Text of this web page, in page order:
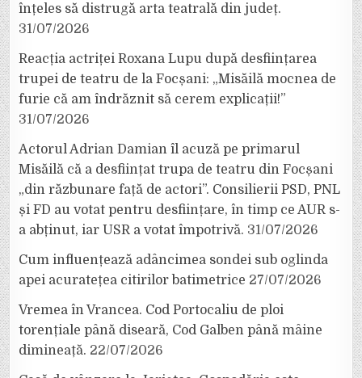
înțeles să distrugă arta teatrală din județ.
31/07/2026
Reacția actriței Roxana Lupu după desființarea
trupei de teatru de la Focșani: „Misăilă mocnea de
furie că am îndrăznit să cerem explicații!”
31/07/2026
Actorul Adrian Damian îl acuză pe primarul
Misăilă că a desființat trupa de teatru din Focșani
„din răzbunare față de actori”. Consilierii PSD, PNL
și FD au votat pentru desființare, în timp ce AUR s-
a abținut, iar USR a votat împotrivă. 31/07/2026
Cum influențează adâncimea sondei sub oglinda
apei acuratețea citirilor batimetrice 27/07/2026
Vremea în Vrancea. Cod Portocaliu de ploi
torențiale până diseară, Cod Galben până mâine
dimineață. 22/07/2026